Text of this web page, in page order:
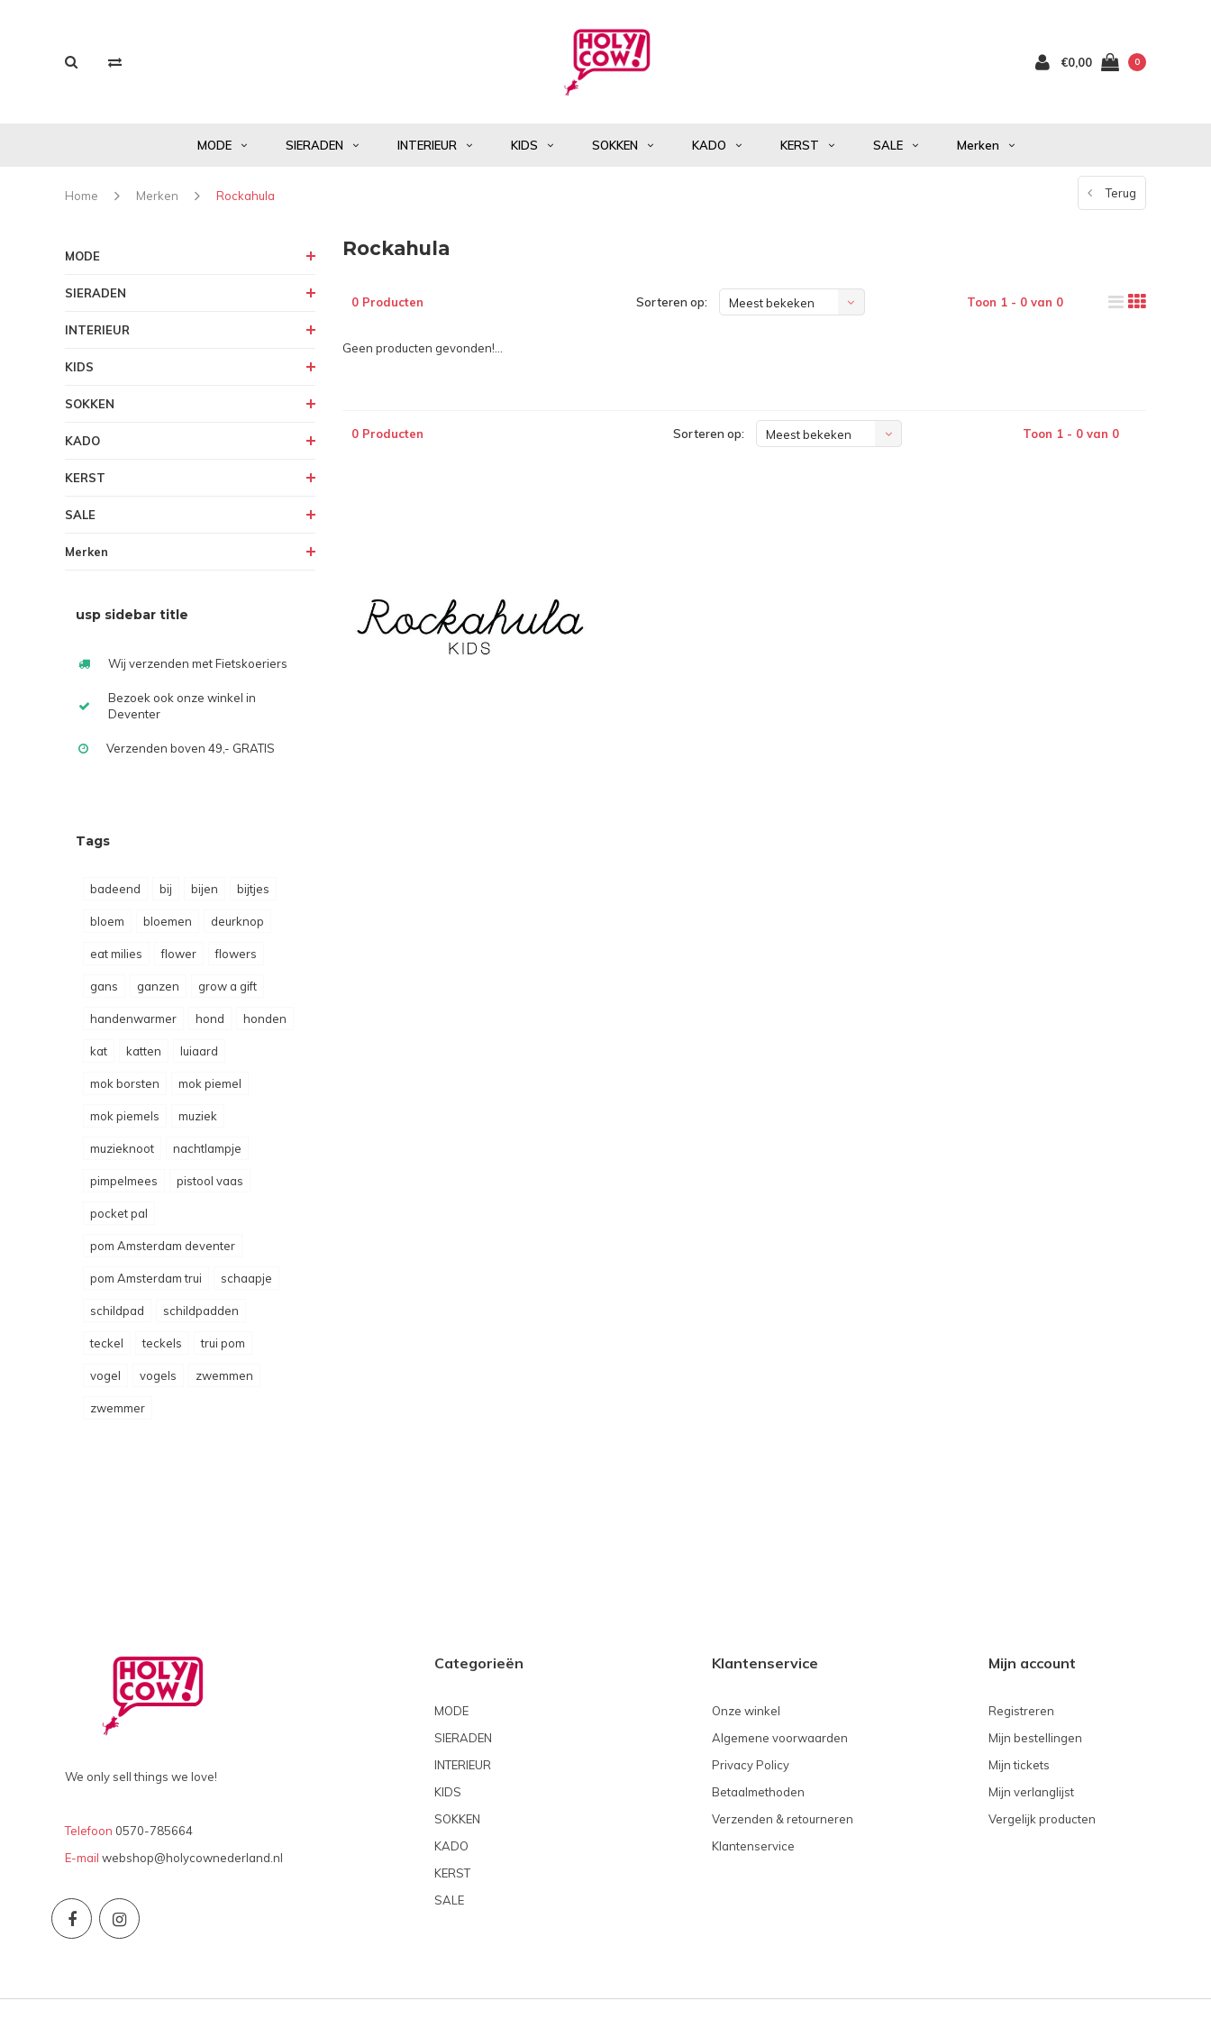
€0,00 0
MODE SIERADEN INTERIEUR KIDS SOKKEN KADO KERST SALE Merken
Home Merken Rockahula Terug
MODE
SIERADEN
INTERIEUR
KIDS
SOKKEN
KADO
KERST
SALE
Merken
usp sidebar title
Wij verzenden met Fietskoeriers
Bezoek ook onze winkel in
Deventer
Verzenden boven 49,- GRATIS
Tags
badeend bij bijen bijtjes
bloem bloemen deurknop
eat milies flower flowers
gans ganzen grow a gift
handenwarmer hond honden
kat katten luiaard
mok borsten mok piemel
mok piemels muziek
muzieknoot nachtlampje
pimpelmees pistool vaas
pocket pal
pom Amsterdam deventer
pom Amsterdam trui schaapje
schildpad schildpadden
teckel teckels trui pom
vogel vogels zwemmen
zwemmer
Rockahula
0 Producten Sorteren op: Meest bekeken Toon 1 - 0 van 0
Geen producten gevonden!...
0 Producten Sorteren op: Meest bekeken Toon 1 - 0 van 0
We only sell things we love!
Telefoon 0570-785664
E-mail webshop@holycownederland.nl
Categorieën
MODE
SIERADEN
INTERIEUR
KIDS
SOKKEN
KADO
KERST
SALE
Klantenservice
Onze winkel
Algemene voorwaarden
Privacy Policy
Betaalmethoden
Verzenden & retourneren
Klantenservice
Mijn account
Registreren
Mijn bestellingen
Mijn tickets
Mijn verlanglijst
Vergelijk producten